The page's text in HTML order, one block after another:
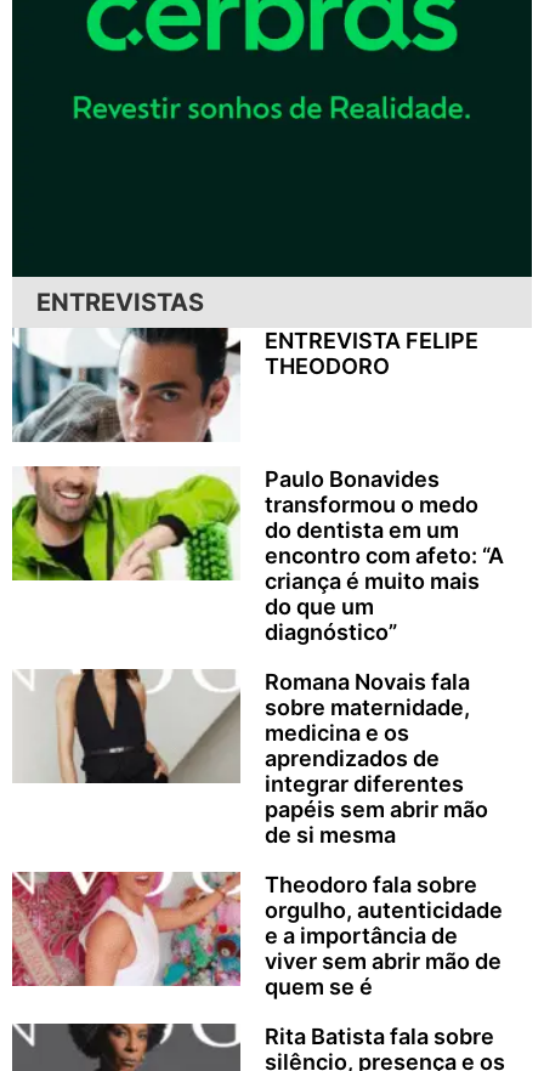
ENTREVISTAS
ENTREVISTA FELIPE
THEODORO
Paulo Bonavides
transformou o medo
do dentista em um
encontro com afeto: “A
criança é muito mais
do que um
diagnóstico”
Romana Novais fala
sobre maternidade,
medicina e os
aprendizados de
integrar diferentes
papéis sem abrir mão
de si mesma
Theodoro fala sobre
orgulho, autenticidade
e a importância de
viver sem abrir mão de
quem se é
Rita Batista fala sobre
silêncio, presença e os